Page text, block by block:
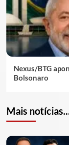
Nexus/BTG
Bolsonaro
Mais